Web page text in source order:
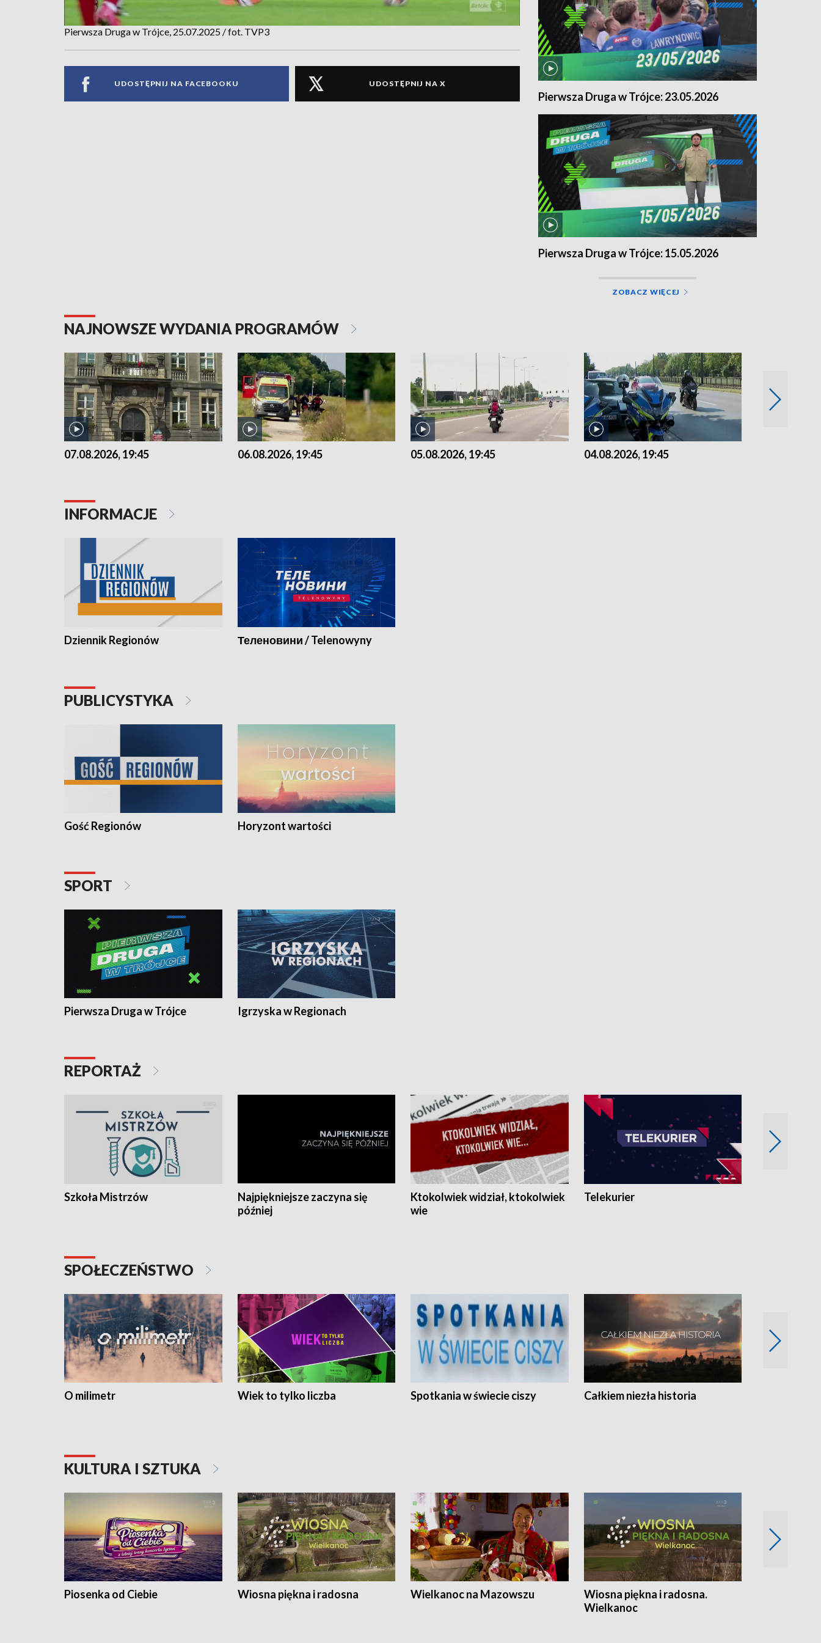
Pierwsza Druga w Trójce, 25.07.2025 / fot. TVP3
UDOSTĘPNIJ NA FACEBOOKU UDOSTĘPNIJ NA X
Pierwsza Druga w Trójce: 23.05.2026
Pierwsza Druga w Trójce: 15.05.2026
ZOBACZ WIĘCEJ
NAJNOWSZE WYDANIA PROGRAMÓW
07.08.2026, 19:45 06.08.2026, 19:45 05.08.2026, 19:45 04.08.2026, 19:45
INFORMACJE
Dziennik Regionów Теленовини / Telenowyny
PUBLICYSTYKA
Gość Regionów Horyzont wartości
SPORT
Pierwsza Druga w Trójce Igrzyska w Regionach
REPORTAŻ
Szkoła Mistrzów
Najpiękniejsze zaczyna się
później
Ktokolwiek widział, ktokolwiek
wie
Telekurier
SPOŁECZEŃSTWO
O milimetr Wiek to tylko liczba Spotkania w świecie ciszy Całkiem niezła historia
KULTURA I SZTUKA
Piosenka od Ciebie Wiosna piękna i radosna Wielkanoc na Mazowszu
Wiosna piękna i radosna.
Wielkanoc